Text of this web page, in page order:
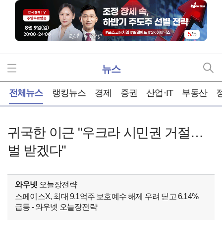
5/5
뉴스
전체뉴스 랭킹뉴스 경제 증권 산업·IT 부동산
귀국한 이근 "우크라 시민권 거절…
벌 받겠다"
와우넷 오늘장전략
스페이스X, 최대 9.1억주 보호예수 해제 우려 딛고 6.14%
급등 - 와우넷 오늘장전략